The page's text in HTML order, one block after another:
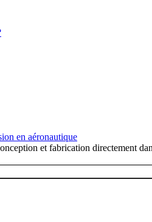
en aéronautique
et fabrication directement